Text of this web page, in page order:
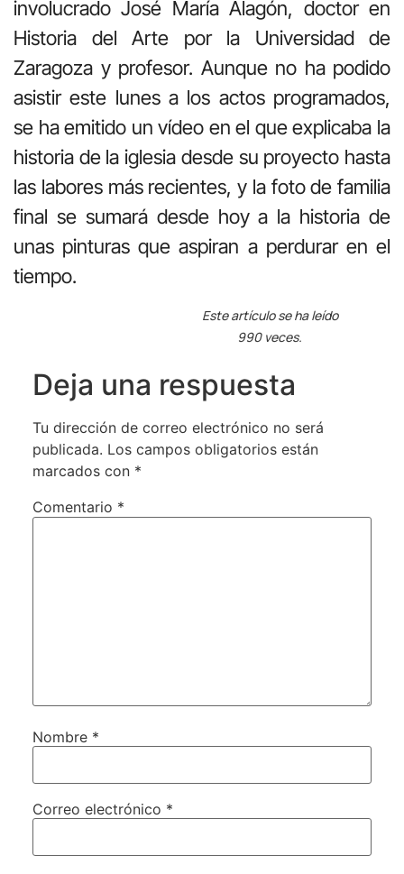
involucrado José María Alagón, doctor en
Historia del Arte por la Universidad de
Zaragoza y profesor. Aunque no ha podido
asistir este lunes a los actos programados,
se ha emitido un vídeo en el que explicaba la
historia de la iglesia desde su proyecto hasta
las labores más recientes, y la foto de familia
final se sumará desde hoy a la historia de
unas pinturas que aspiran a perdurar en el
tiempo.
Este artículo se ha leído
990 veces.
Deja una respuesta
Tu dirección de correo electrónico no será
publicada. Los campos obligatorios están
marcados con *
Comentario *
Nombre *
Correo electrónico *